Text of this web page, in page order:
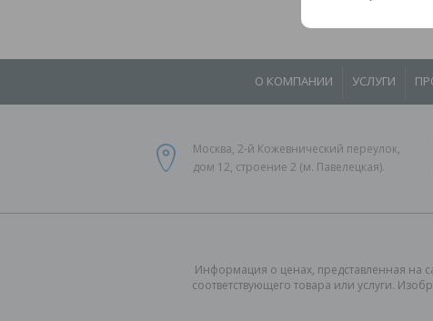
О КОМПАНИИ УСЛУГИ
Москва, 2-й Кожевнический переулок,
дом 12, строение 2 (м. Павелецкая).
Информация о ценах, представленная на
соответствующего товара или услуги.